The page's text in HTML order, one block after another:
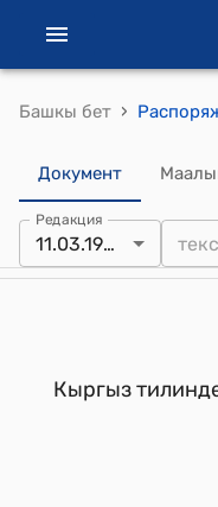
Башкы бет ›
Документ
Редакция
11.03.1994
Кыргыз